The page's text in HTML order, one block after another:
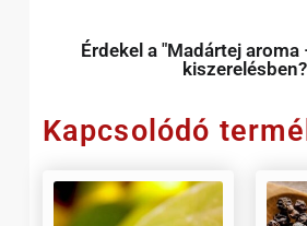
Érdekel a "Madártej aroma
kiszerelésben?
Kapcsolódó